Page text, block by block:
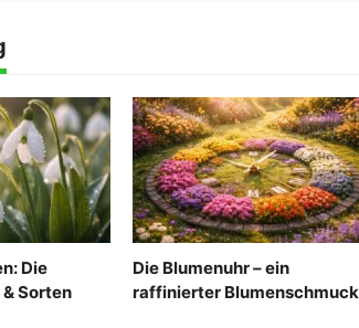
Die
Sorten
Die Blumenuhr – ein
raffinierter Blumenschmuck